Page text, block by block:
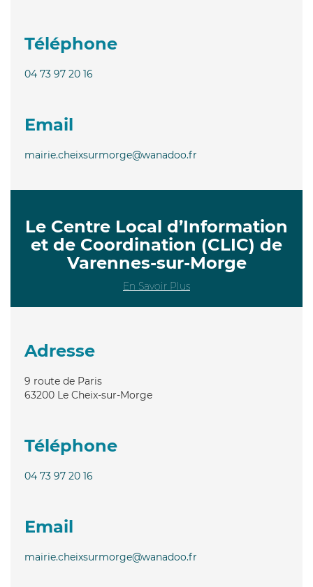
Téléphone
04 73 97 20 16
Email
mairie.cheixsurmorge@wanadoo.fr
Le Centre Local d’Information
et de Coordination (CLIC) de
Varennes-sur-Morge
En Savoir Plus
Adresse
9 route de Paris
63200 Le Cheix-sur-Morge
Téléphone
04 73 97 20 16
Email
mairie.cheixsurmorge@wanadoo.fr